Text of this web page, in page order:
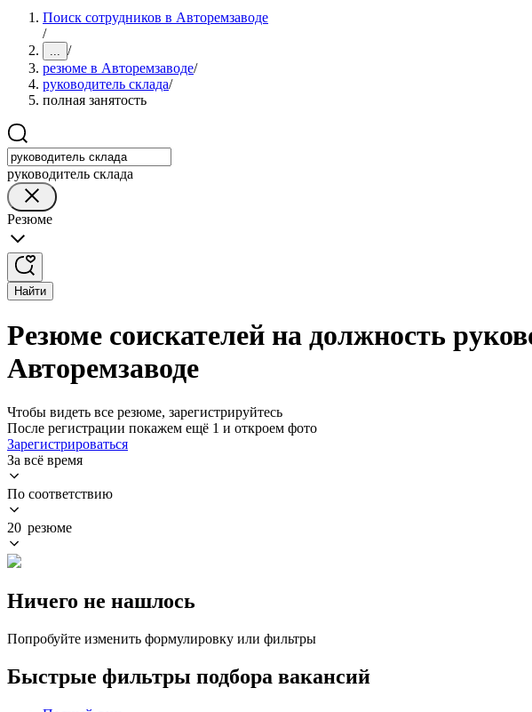
Поиск сотрудников в Авторемзаводе
/
... /
резюме в Авторемзаводе/
руководитель склада/
полная занятость
руководитель склада
Резюме
Найти
Резюме соискателей на должность
Авторемзаводе
Чтобы видеть все резюме, зарегистрируйтесь
После регистрации покажем ещё 1 и откроем фото
Зарегистрироваться
За всё время
По соответствию
20 резюме
Ничего не нашлось
Попробуйте изменить формулировку или фильтры
Быстрые фильтры подбора вакансий